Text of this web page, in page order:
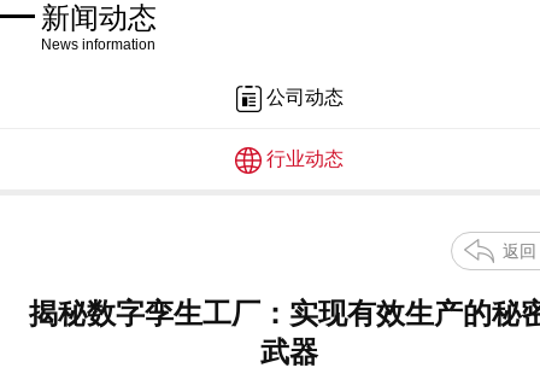
新闻动态
News information
公司动态
行业动态
返回
揭秘数字孪生工厂：实现有效生产的秘
武器